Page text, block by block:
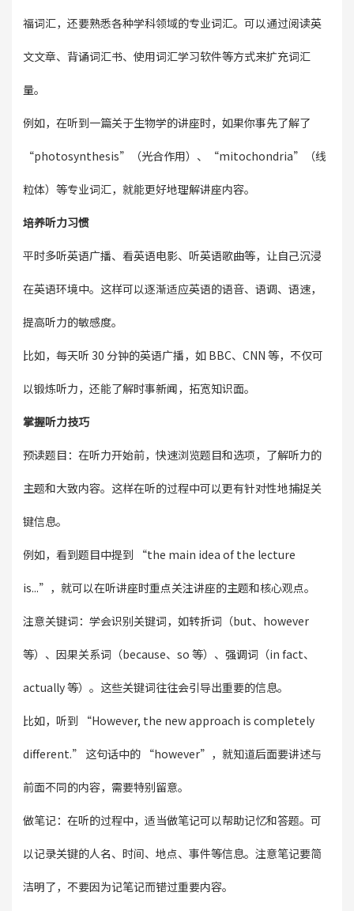
福词汇，还要熟悉各种学科领域的专业词汇。可以通过阅读英
文文章、背诵词汇书、使用词汇学习软件等方式来扩充词汇
量。
例如，在听到一篇关于生物学的讲座时，如果你事先了解了
“photosynthesis”（光合作用）、“mitochondria”（线
粒体）等专业词汇，就能更好地理解讲座内容。
培养听力习惯
平时多听英语广播、看英语电影、听英语歌曲等，让自己沉浸
在英语环境中。这样可以逐渐适应英语的语音、语调、语速，
提高听力的敏感度。
比如，每天听 30 分钟的英语广播，如 BBC、CNN 等，不仅可
以锻炼听力，还能了解时事新闻，拓宽知识面。
掌握听力技巧
预读题目：在听力开始前，快速浏览题目和选项，了解听力的
主题和大致内容。这样在听的过程中可以更有针对性地捕捉关
键信息。
例如，看到题目中提到 “the main idea of the lecture
is...”，就可以在听讲座时重点关注讲座的主题和核心观点。
注意关键词：学会识别关键词，如转折词（but、however
等）、因果关系词（because、so 等）、强调词（in fact、
actually 等）。这些关键词往往会引导出重要的信息。
比如，听到 “However, the new approach is completely
different.” 这句话中的 “however”，就知道后面要讲述与
前面不同的内容，需要特别留意。
做笔记：在听的过程中，适当做笔记可以帮助记忆和答题。可
以记录关键的人名、时间、地点、事件等信息。注意笔记要简
洁明了，不要因为记笔记而错过重要内容。